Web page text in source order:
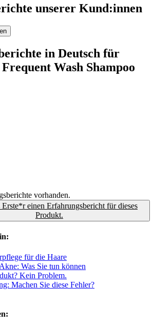
unserer Kund:innen
in Deutsch für
Wash Shampoo
vorhanden.
Erste*r einen Erfahrungsbericht für dieses
Produkt.
für die Haare
Was Sie tun können
Kein Problem.
Machen Sie diese Fehler?